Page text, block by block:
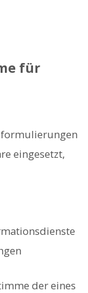
für
eingesetzt,
der eines